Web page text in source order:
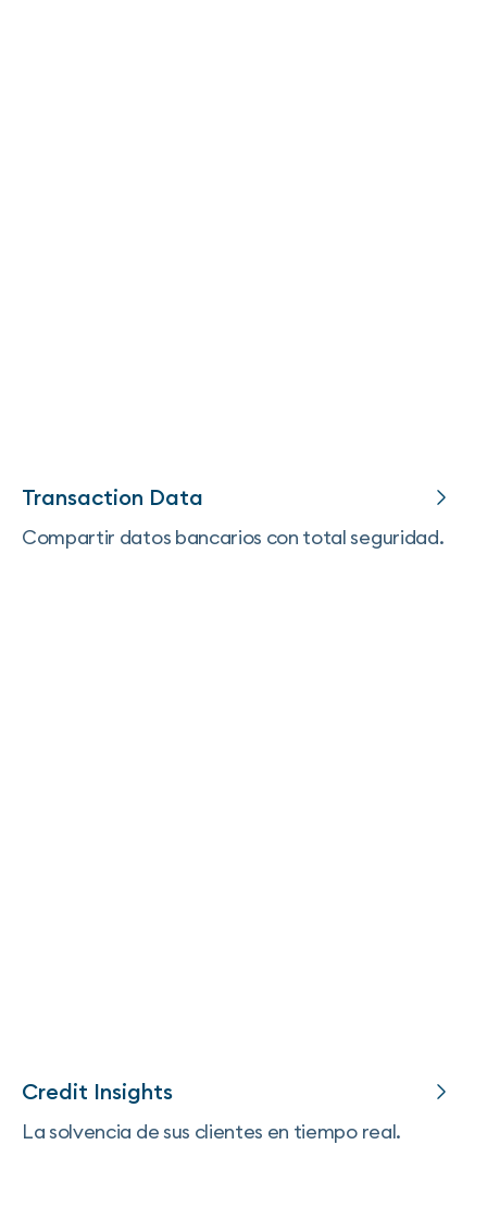
Transaction Data
Compartir datos bancarios con total seguridad.
Credit Insights
La solvencia de sus clientes en tiempo real.